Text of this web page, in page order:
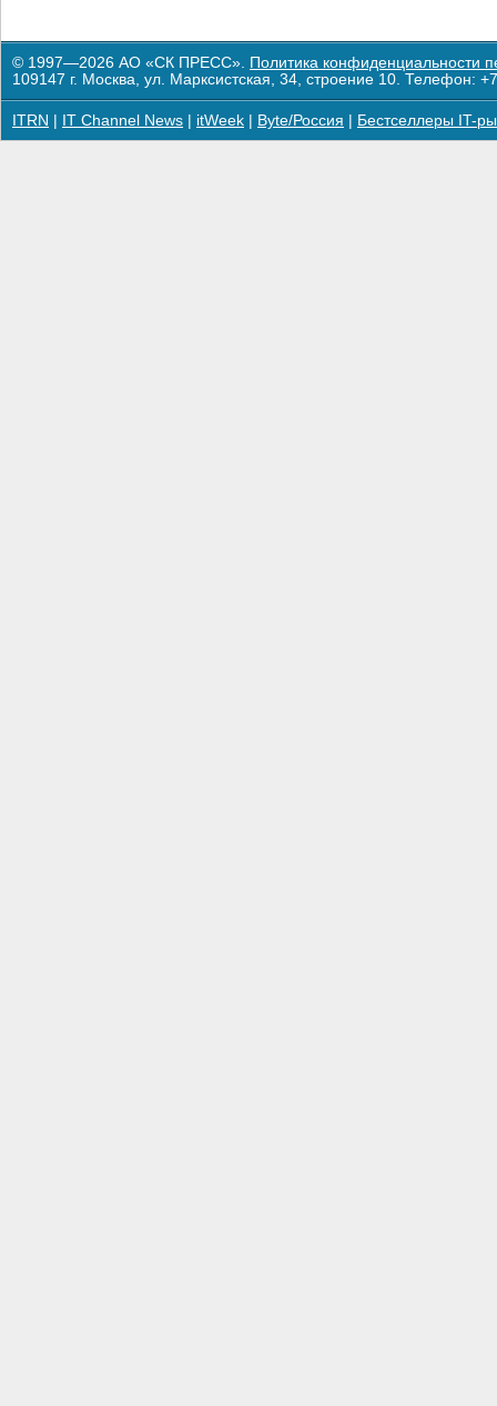
© 1997—2026 АО «СК ПРЕСС». Политика конфиденциальности
109147 г. Москва, ул. Марксистская, 34, строение 10. Телефон:
ITRN IT Channel News itWeek Byte/Россия Бестселлеры IT-